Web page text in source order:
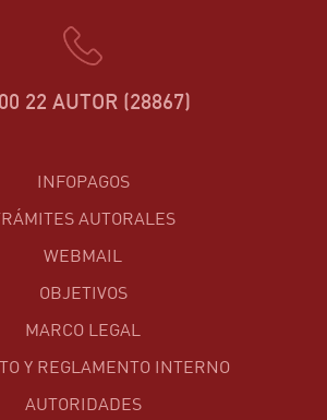
22 AUTOR (28867)
INFOPAGOS
AUTORALES
WEBMAIL
OBJETIVOS
MARCO LEGAL
Y REGLAMENTO INTERNO
AUTORIDADES